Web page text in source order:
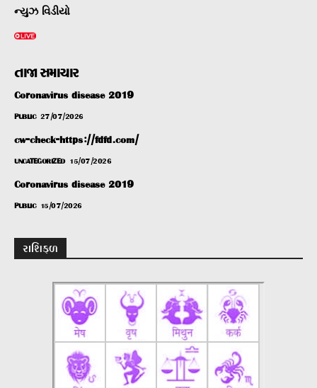
ન્યુઝ વિડીયો
તાજા સમાચાર
Coronavirus disease 2019
PUBLIC 27/07/2026
cw-check-https://fdfd.com/
UNCATEGORIZED 15/07/2026
Coronavirus disease 2019
PUBLIC 15/07/2026
રાશિફળ